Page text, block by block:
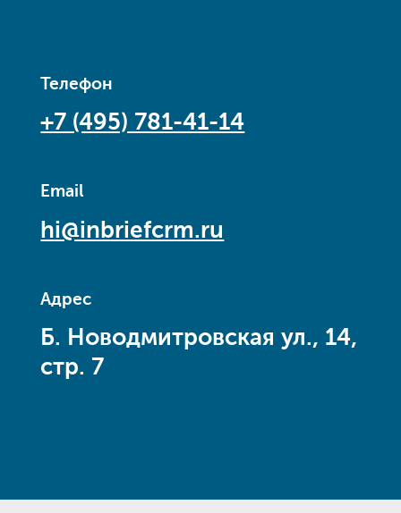
Телефон
+7 (495) 781-41-14
Email
hi@inbriefcrm.ru
Адрес
Б. Новодмитровская ул., 14,
стр. 7